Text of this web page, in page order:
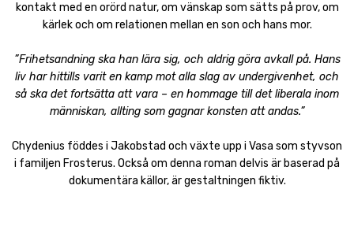
kontakt med en orörd natur, om vänskap som sätts på prov, om
kärlek och om relationen mellan en son och hans mor.
”Frihetsandning ska han lära sig, och aldrig göra avkall på. Hans
liv har hittills varit en kamp mot alla slag av undergivenhet, och
så ska det fortsätta att vara – en hommage till det liberala inom
människan, allting som gagnar konsten att andas.”
Chydenius föddes i Jakobstad och växte upp i Vasa som styvson
i familjen Frosterus. Också om denna roman delvis är baserad på
dokumentära källor, är gestaltningen fiktiv.